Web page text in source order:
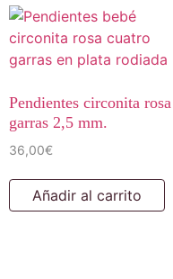
Pendientes circonita rosa
garras 2,5 mm.
36,00€
Añadir al carrito